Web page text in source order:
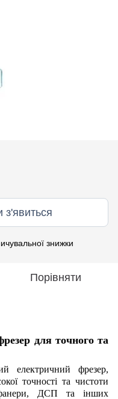
з'явиться
знижки
Порівняти
для точного та
електричний фрезер,
точності та чистоти
ДСП та інших